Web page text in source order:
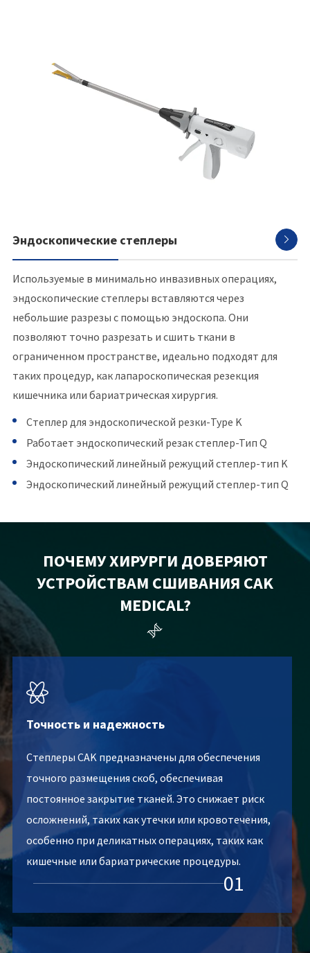
Эндоскопические степлеры 
Используемые в минимально инвазивных операциях,
эндоскопические степлеры вставляются через
небольшие разрезы с помощью эндоскопа. Они
позволяют точно разрезать и сшить ткани в
ограниченном пространстве, идеально подходят для
таких процедур, как лапароскопическая резекция
кишечника или бариатрическая хирургия.
Степлер для эндоскопической резки-Type K
Работает эндоскопический резак степлер-Тип Q
Эндоскопический линейный режущий степлер-тип K
Эндоскопический линейный режущий степлер-тип Q
ПОЧЕМУ ХИРУРГИ ДОВЕРЯЮТ
УСТРОЙСТВАМ СШИВАНИЯ CAK
MEDICAL?


Точность и надежность
Степлеры CAK предназначены для обеспечения
точного размещения скоб, обеспечивая
постоянное закрытие тканей. Это снижает риск
осложнений, таких как утечки или кровотечения,
особенно при деликатных операциях, таких как
кишечные или бариатрические процедуры.
01